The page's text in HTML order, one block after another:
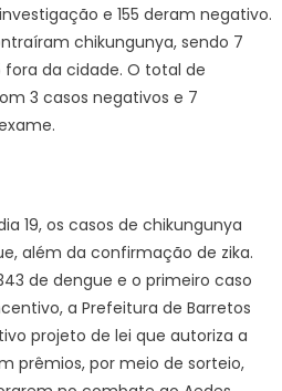
e 155 deram negativo.
chikungunya, sendo 7
da cidade. O total de
3 casos negativos e 7
19, os casos de chikungunya
além da confirmação de zika.
de dengue e o primeiro caso
a Prefeitura de Barretos
projeto de lei que autoriza a
prêmios, por meio de sorteio,